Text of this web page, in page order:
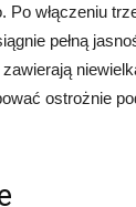
Po włączeniu
pełną
ostrożnie